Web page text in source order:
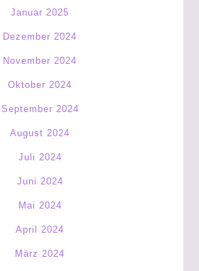
Januar 2025
Dezember 2024
November 2024
Oktober 2024
September 2024
August 2024
Juli 2024
Juni 2024
Mai 2024
April 2024
März 2024